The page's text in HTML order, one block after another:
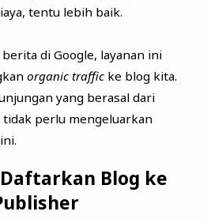
tentu lebih baik.
di Google, layanan ini
organic trafficke blog kita.
yang berasal dari
perlu mengeluarkan
Blog ke